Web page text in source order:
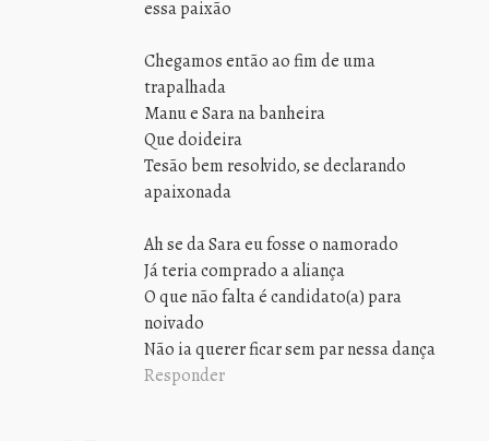
essa paixão
Chegamos então ao fim de uma
trapalhada
Manu e Sara na banheira
Que doideira
Tesão bem resolvido, se declarando
apaixonada
Ah se da Sara eu fosse o namorado
Já teria comprado a aliança
O que não falta é candidato(a) para
noivado
Não ia querer ficar sem par nessa dança
Responder